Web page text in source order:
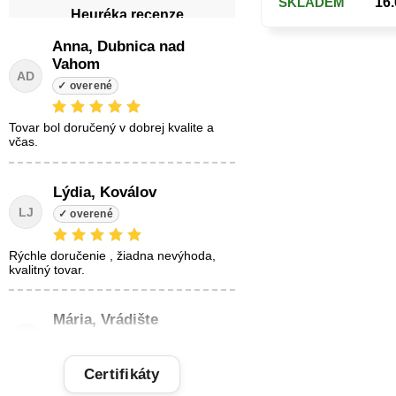
Heuréka recenze
AD
Anna, Dubnica nad
Vahom
tovar bol doručený v dobrej kvalite a
včas.
LJ
Lýdia, Koválov
Rýchle doručenie , žiadna nevýhoda,
kvalitný tovar.
Mária, Vrádište
Certifikáty